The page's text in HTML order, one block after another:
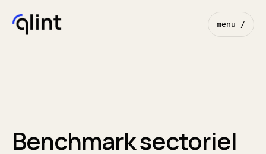
menu /
Benchmark sectoriel